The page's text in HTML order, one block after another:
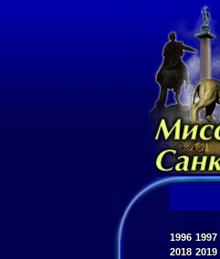
1996 1997
2018 2019